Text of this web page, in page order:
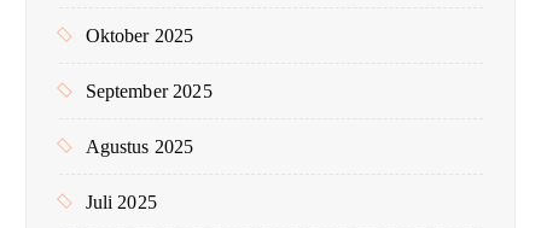
Oktober 2025
September 2025
Agustus 2025
Juli 2025